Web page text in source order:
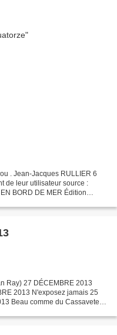
. Jean-Jacques RULLIER 6
de leur utilisateur source :
BORD DE MER Édition
Ray) 27 DÉCEMBRE 2013
2013 N'exposez jamais 25
Beau comme du Cassavetes